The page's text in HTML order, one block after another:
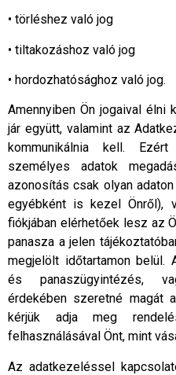
• törléshez való jog
• tiltakozáshoz való jog
• hordozhatósághoz való jog.
Amennyiben Ön jogaival élni
jár együtt, valamint az
kommunikálnia kell.
személyes adatok
azonosítás csak olyan
egyébként is kezel Önről),
fiókjában elérhetőek lesz az
panasza a jelen
megjelölt időtartamon belül.
és panaszügyintézés,
érdekében szeretné magát
kérjük adja meg
felhasználásával Önt, mint
Az adatkezeléssel